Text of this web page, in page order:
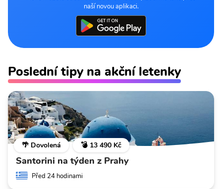
naší novou aplikaci.
Poslední tipy na akční letenky
🌴 Dovolená 💣 13 490 Kč
Santorini na týden z Prahy
Před 24 hodinami